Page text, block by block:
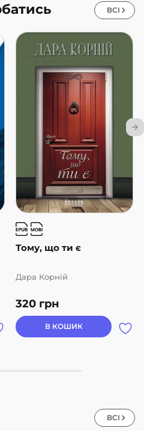
ВСІ
Тому, що ти є
320 грн
Дара Корній
В КОШИК
ВСІ